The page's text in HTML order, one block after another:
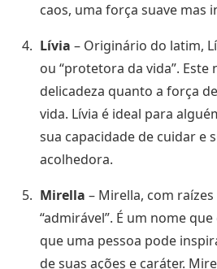
caos, uma força suave mas
Lívia – Originário do latim,
ou “protetora da vida”.
delicadeza quanto a força
vida. Lívia é ideal para
sua capacidade de cuidar e
acolhedora.
Mirella – Mirella, com
“admirável”. É um nome
que uma pessoa pode
de suas ações e caráter.